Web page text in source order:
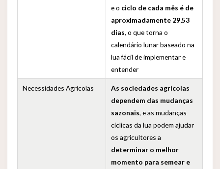
e o ciclo de cada mês é de
aproximadamente 29,53
dias, o que torna o
calendário lunar baseado na
lua fácil de implementar e
entender
Necessidades Agrícolas
As sociedades agrícolas
dependem das mudanças
sazonais, e as mudanças
cíclicas da lua podem ajudar
os agricultores a
determinar o melhor
momento para semear e